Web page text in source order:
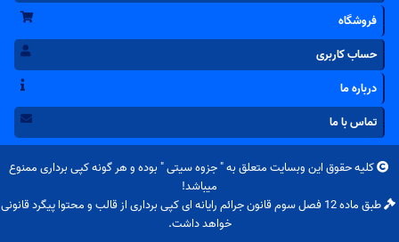
فروشگاه
حساب کاربری
درباره ما
تماس با ما
کلیه حقوق این وبسایت متعلق به "جزوه سیتی" بوده و هر گونه کپی برداری ممنوع
میباشد!
طبق ماده 12 فصل سوم قانون جرائم رایانه ای کپی برداری از قالب و محتوا پیگرد قانونی
خواهد داشت.